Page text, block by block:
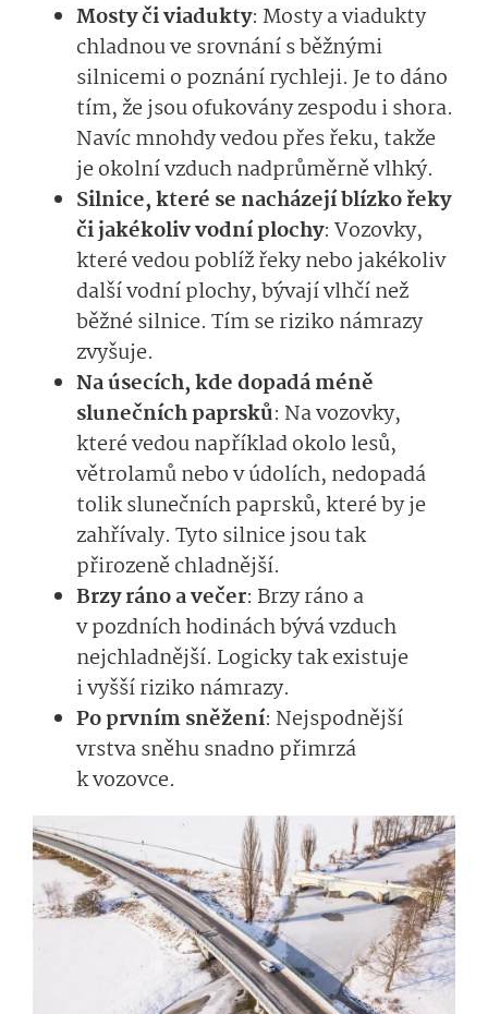
Mosty či viadukty: Mosty a viadukty
chladnou ve srovnání s běžnými
silnicemi o poznání rychleji. Je to dáno
tím, že jsou ofukovány zespodu i shora.
Navíc mnohdy vedou přes řeku, takže
je okolní vzduch nadprůměrně vlhký.
Silnice, které se nacházejí blízko řeky
či jakékoliv vodní plochy: Vozovky,
které vedou poblíž řeky nebo jakékoliv
další vodní plochy, bývají vlhčí než
běžné silnice. Tím se riziko námrazy
zvyšuje.
Na úsecích, kde dopadá méně
slunečních paprsků: Na vozovky,
které vedou například okolo lesů,
větrolamů nebo v údolích, nedopadá
tolik slunečních paprsků, které by je
zahřívaly. Tyto silnice jsou tak
přirozeně chladnější.
Brzy ráno a večer: Brzy ráno a
v pozdních hodinách bývá vzduch
nejchladnější. Logicky tak existuje
i vyšší riziko námrazy.
Po prvním sněžení: Nejspodnější
vrstva sněhu snadno přimrzá
k vozovce.